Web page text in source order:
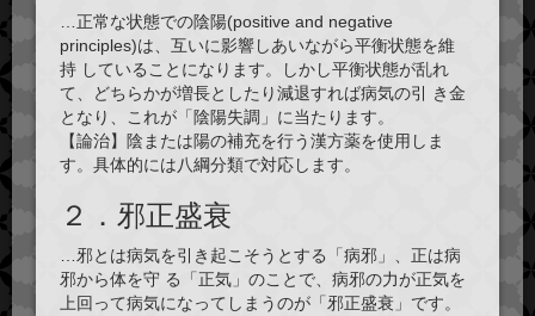
…正常な状態での陰陽(positive and negative
principles)は、互いに影響しあいながら平衡状態を維
持 していることになります。しかし平衡状態が乱れ
て、どちらかが増長としたり減退すれば病気の引 き金
となり、これが「陰陽失調」に当たります。
【論治】陰または陽の補充を行う漢方薬を使用しま
す。具体的には八綱分類で対応します。
２．邪正盛衰
…邪とは病気を引き起こそうとする「病邪 」、正は病
邪から体を守 る「正気 」のことで、病邪の力が正気を
上回って病気になってしまうのが「邪正盛衰」です。